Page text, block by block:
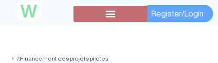
W Register/Login
7.Financement des projets pilotes